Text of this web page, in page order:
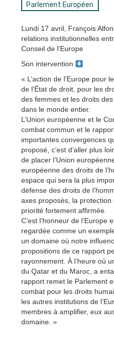
Parlement Européen
Lundi 17 avril, François
relations institutionnelles
Conseil de l’Europe
Son intervention
« L’action de l’Europe pour
de l’État de droit, pour les
des femmes et les droits
dans le monde entier.
L’Union européenne et le
combat commun et le
importantes convergences
proposé, c’est d’aller plus
de placer l’Union
européenne des droits de
espace qui sera la plus
défense des droits de
axes proposés, la
priorité fortement affirmée.
C’est l’honneur de l’Europe
regardée comme un
un domaine où notre
propositions de ce rapport
rayonnement. À l’heure où
du Qatar et du Maroc, a
rapport remet le Parlement
combat pour les droits
les autres institutions de
membres à amplifier, eux
domaine. »